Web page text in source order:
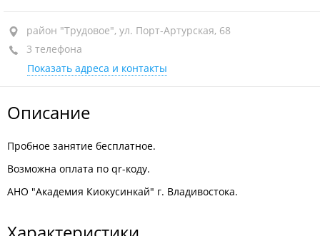
район "Трудовое", ул. Порт-Артурская, 68
3 телефона
Показать адреса и контакты
Описание
Пробное занятие бесплатное.
Возможна оплата по qr-коду.
АНО "Академия Киокусинкай" г. Владивостока.